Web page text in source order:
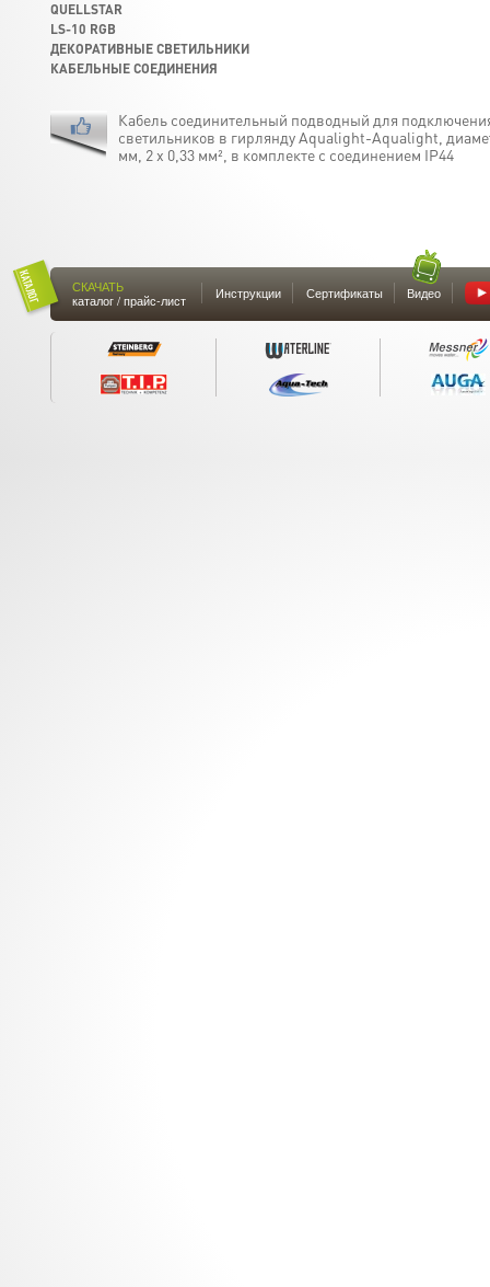
QUELLSTAR
LS-10 RGB
ДЕКОРАТИВНЫЕ СВЕТИЛЬНИКИ
КАБЕЛЬНЫЕ СОЕДИНЕНИЯ
Кабель соединительный подводный для
светильников в гирлянду Aqualight-Aqualight,
мм, 2 x 0,33 мм², в комплекте с соединением IP44
СКАЧАТЬ
каталог / прайс-лист
Инструкции Сертификаты Видео